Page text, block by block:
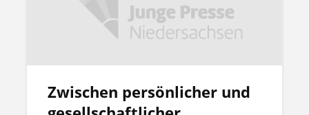
Zwischen persönlicher und